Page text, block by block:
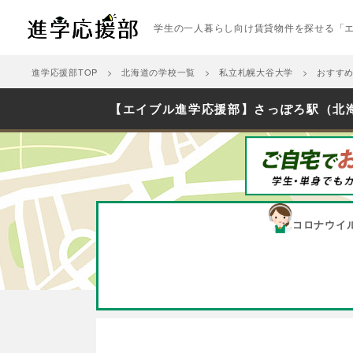
学生の一人暮らし向け賃貸物件を探せる「
進学応援部TOP 北海道の学校一覧 私立札幌大谷大学 おすす
【エイブル進学応援部】さっぽろ駅（
コロナウイ